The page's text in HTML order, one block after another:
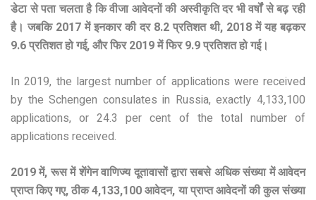
डेटा से पता चलता है कि वीजा आवेदनों की अस्वीकृति दर भी वर्षों से बढ़ रही
है। जबकि 2017 में इनकार की दर 8.2 प्रतिशत थी, 2018 में यह बढ़कर
9.6 प्रतिशत हो गई, और फिर 2019 में फिर 9.9 प्रतिशत हो गई।
In 2019, the largest number of applications were received
by the Schengen consulates in Russia, exactly 4,133,100
applications, or 24.3 per cent of the total number of
applications received.
2019 में, रूस में शेंगेन वाणिज्य दूतावासों द्वारा सबसे अधिक संख्या में आवेदन
प्राप्त किए गए, ठीक 4,133,100 आवेदन, या प्राप्त आवेदनों की कुल संख्या